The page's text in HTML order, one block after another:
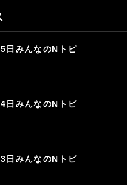
日みんなのNトピ
日みんなのNトピ
日みんなのNトピ